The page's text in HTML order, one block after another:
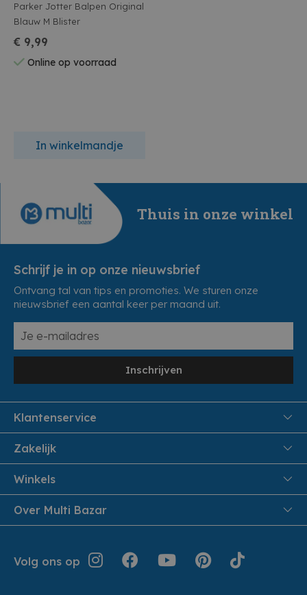
Parker Jotter Balpen Original
Blauw M Blister
€ 9,99
Online op voorraad
In winkelmandje
Thuis in onze winkel
Schrijf je in op onze nieuwsbrief
Ontvang tal van tips en promoties. We sturen onze
nieuwsbrief een aantal keer per maand uit.
Inschrijven
Klantenservice
FAQ
Veiligheid en Privacy
Leveren aan huis
Jouw bestelling
Zakelijk
Samenwoonactie
B2B
Winkels
Pittem
Izegem
Over Multi Bazar
Over Multi Bazar
Inspiratie
Volg ons op